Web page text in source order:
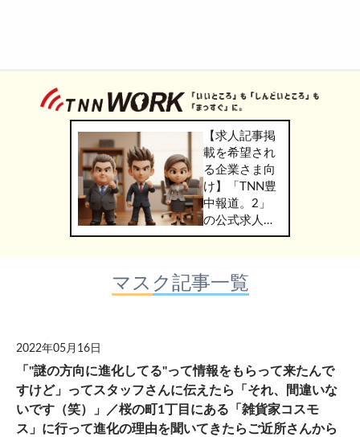
【求人記事掲
載を希望され
る企業さま向
け】「TNN豊
中報道。2」
の公式求人情
報サービス
WORK」のご
掲載につきま
マスク記事一覧
2022年05月16日
「"謎の方向に進化してる"って情報をもらって来たんで
すけど」ってスタッフさんに伝えたら「それ、間違いな
いです（笑）」／桜の町1丁目にある「雑貨家コスモ
ス」に行って進化の理由を聞いてきたらご近所さんから